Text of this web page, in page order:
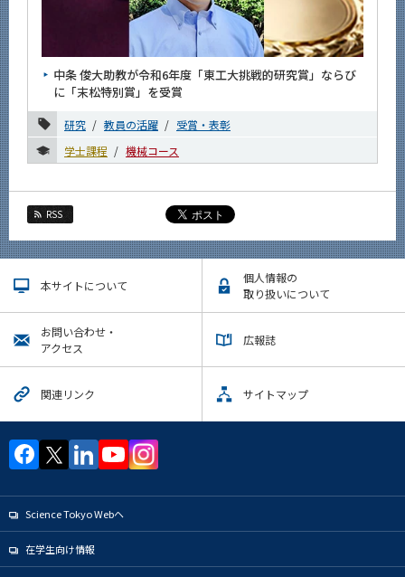
中条 俊大助教が令和6年度「東工大挑戦的研究賞」ならび
に「末松特別賞」を受賞
研究 教員の活躍
受賞・表彰
学士課程
機械コース
RSS
本サイトについて
個人情報の
取り扱いについて
お問い合わせ・
アクセス
広報誌
関連リンク サイトマップ
Science Tokyo Webヘ
在学生向け情報
2020年
2019年
2018年
2017年
2016年
イベントカレンダー
Event Calendar
サイト構成